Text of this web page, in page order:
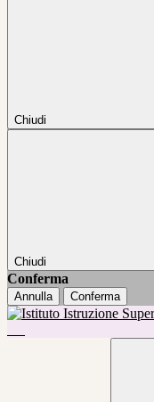
Chiudi
Chiudi
Conferma
Annulla Conferma